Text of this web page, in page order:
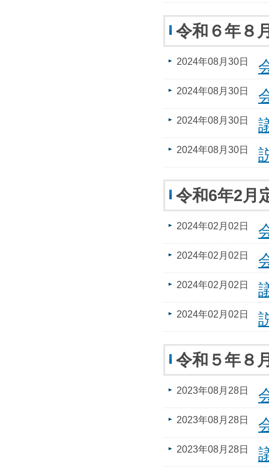
令和６年８
2024年08月30日
2024年08月30日
2024年08月30日
2024年08月30日
令和6年2月
2024年02月02日
2024年02月02日
2024年02月02日
2024年02月02日
令和５年８
2023年08月28日
2023年08月28日
2023年08月28日